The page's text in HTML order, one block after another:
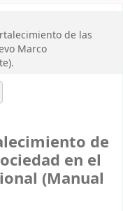
de las
Marco
de
en el
(Manual